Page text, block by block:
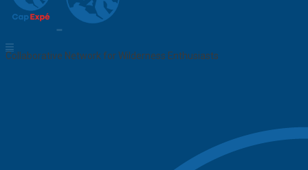
Collaborative Network for Wilderness Enthusiasts